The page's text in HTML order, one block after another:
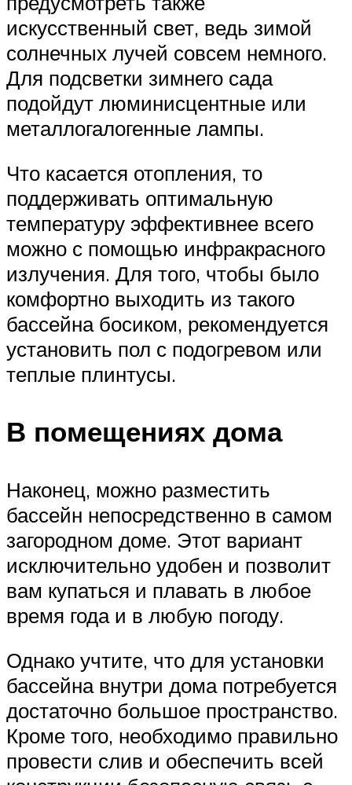
искусственный свет, ведь зимой
солнечных лучей совсем немного.
Для подсветки зимнего сада
подойдут люминисцентные или
металлогалогенные лампы.
Что касается отопления, то
поддерживать оптимальную
температуру эффективнее всего
можно с помощью инфракрасного
излучения. Для того, чтобы было
комфортно выходить из такого
бассейна босиком, рекомендуется
установить пол с подогревом или
теплые плинтусы.
В помещениях дома
Наконец, можно разместить
бассейн непосредственно в самом
загородном доме. Этот вариант
исключительно удобен и позволит
вам купаться и плавать в любое
время года и в любую погоду.
Однако учтите, что для установки
бассейна внутри дома потребуется
достаточно большое пространство.
Кроме того, необходимо правильно
провести слив и обеспечить всей